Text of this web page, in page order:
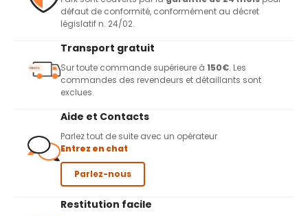
défaut de conformité, conformément au décret
législatif n. 24/02.
Transport gratuit
Sur toute commande supérieure à 150€. Les
commandes des revendeurs et détaillants sont
exclues.
Aide et Contacts
Parlez tout de suite avec un opérateur
Entrez en chat
Parlez-nous
Restitution facile